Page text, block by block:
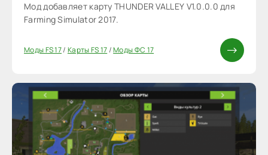
Мод добавляет карту THUNDER VALLEY V1.0.0.0 для
Farming Simulator 2017.
Моды FS 17/ Карты FS 17/Моды ФС 17